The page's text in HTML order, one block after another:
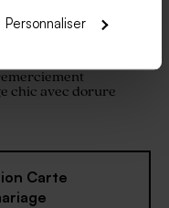
Personnaliser
chic avec dorure
Carte